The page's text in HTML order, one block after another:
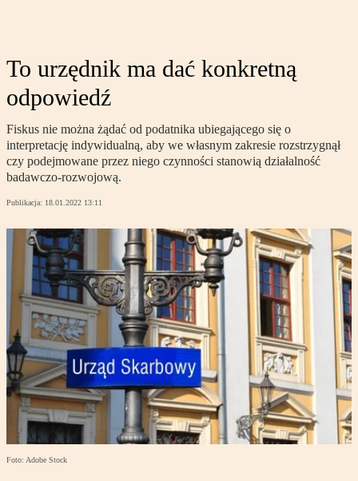
To urzędnik ma dać konkretną
odpowiedź
Fiskus nie można żądać od podatnika ubiegającego się o
interpretację indywidualną, aby we własnym zakresie rozstrzygnął
czy podejmowane przez niego czynności stanowią działalność
badawczo-rozwojową.
Publikacja: 18.01.2022 13:11
Foto: Adobe Stock